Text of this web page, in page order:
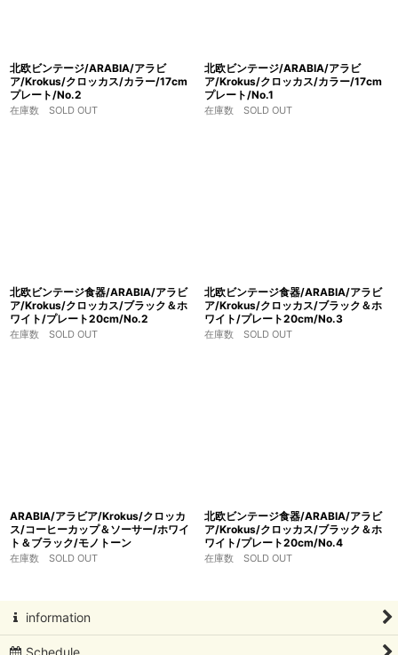
北欧ビンテージ/ARABIA/アラビ
ア/Krokus/クロッカス/カラー/17cm
プレート/No.2
在庫数 SOLD OUT
北欧ビンテージ/ARABIA/アラビ
ア/Krokus/クロッカス/カラー/17cm
プレート/No.1
在庫数 SOLD OUT
北欧ビンテージ食器/ARABIA/アラビ
ア/Krokus/クロッカス/ブラック＆ホ
ワイト/プレート20cm/No.2
在庫数 SOLD OUT
北欧ビンテージ食器/ARABIA/アラビ
ア/Krokus/クロッカス/ブラック＆ホ
ワイト/プレート20cm/No.3
在庫数 SOLD OUT
ARABIA/アラビア/Krokus/クロッカ
ス/コーヒーカップ＆ソーサー/ホワイ
ト＆ブラック/モノトーン
在庫数 SOLD OUT
北欧ビンテージ食器/ARABIA/アラビ
ア/Krokus/クロッカス/ブラック＆ホ
ワイト/プレート20cm/No.4
在庫数 SOLD OUT
information
Schedule